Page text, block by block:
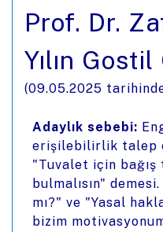
Prof. Dr.
Yılın
(09.05.2025
Adaylık sebebi:
erişilebilirlik talep
"Tuvalet için bağış
bulmalısın"
mı?" ve "Yasal
bizim